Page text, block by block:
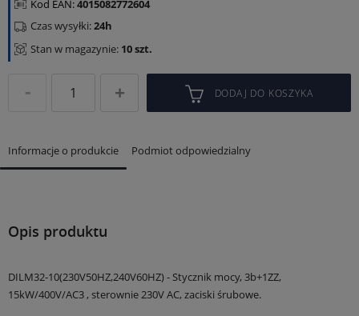
Kod EAN:4015082772604
Stan w magazynie: 10 szt.
Czas wysyłki:24h
DODAJ DO KOSZYKA
Informacje o produkcie Podmiot odpowiedzialny
Opis produktu
DILM32-10(230V50HZ,240V60HZ) - Stycznik mocy, 3b+1ZZ,
15kW/400V/AC3 , sterownie 230V AC, zaciski śrubowe.